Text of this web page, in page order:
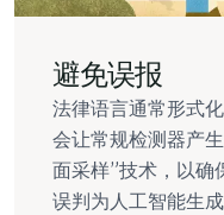
避免误报
法律语言通常形式
会让常规检测器产
面采样”技术，以确
误判为人工智能生成